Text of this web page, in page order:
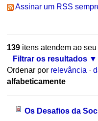
Assinar um RSS
139itens atendem ao seu
Filtrar os resultados
Ordenar por relevância ·
alfabeticamente
Os Desafios da